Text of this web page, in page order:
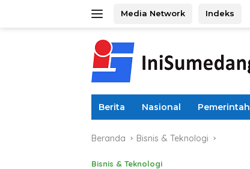
Media Network Indeks
Berita Nasional Pemerintah
Beranda Bisnis & Teknologi
Bisnis & Teknologi